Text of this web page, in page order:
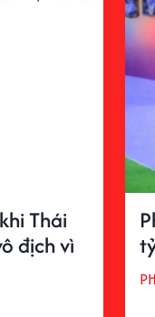
Thái
địch vì